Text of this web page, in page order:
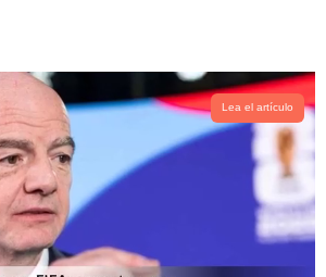
Lea el artículo